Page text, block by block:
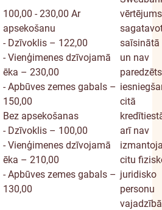
100,00 - 230,00 Ar
apsekošanu
- Dzīvoklis – 122,00
- Vienģimenes dzīvojamā
ēka – 230,00
- Apbūves zemes gabals –
150,00
Bez apsekošanas
- Dzīvoklis – 100,00
- Vienģimenes dzīvojamā
ēka – 210,00
- Apbūves zemes gabals –
130,00
un nav
paredzēts
citā
arī nav
citu
juridisko
personu